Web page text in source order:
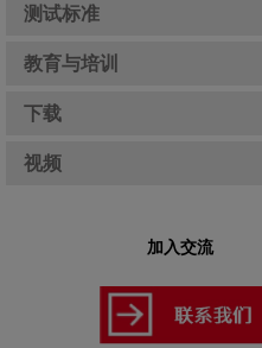
测试标准
教育与培训
下载
视频
加入交流